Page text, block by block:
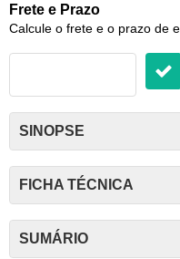
Frete e Prazo
Calcule o frete e o prazo de
SINOPSE
FICHA TÉCNICA
SUMÁRIO